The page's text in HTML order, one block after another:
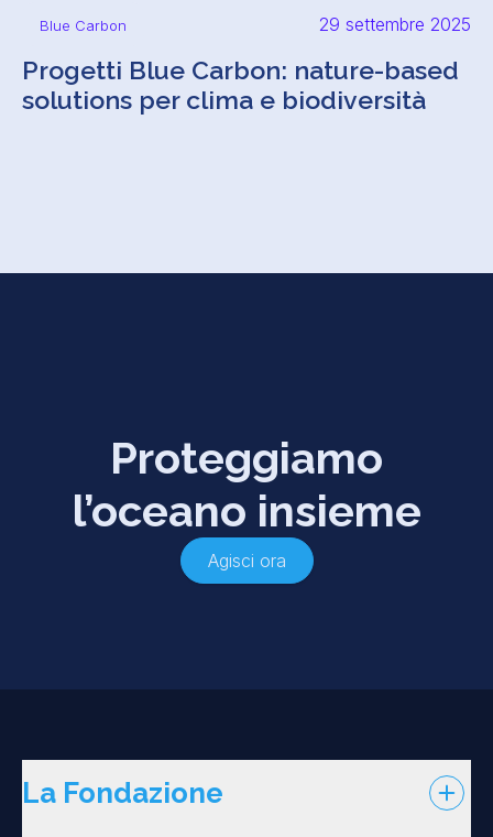
Blue Carbon 29 settembre 2025
Progetti Blue Carbon: nature-based
solutions per clima e biodiversità
Proteggiamo
l’oceano insieme
Agisci ora
La Fondazione